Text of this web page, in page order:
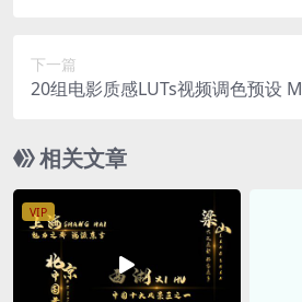
下一篇
20组电影质感LUTs视频调色预设
相关文章
VIP